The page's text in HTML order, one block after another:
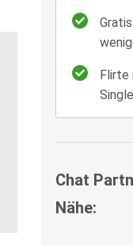
Flirte
Chat
Nähe: